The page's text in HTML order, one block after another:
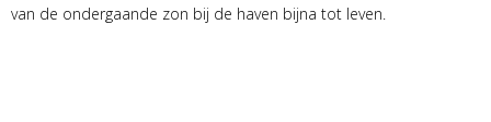
van de ondergaande zon bij de haven bijna tot leven.